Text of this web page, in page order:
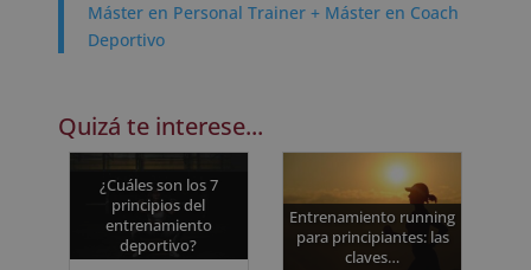
Máster en Personal Trainer + Máster en Coach
Deportivo
Quizá te interese...
¿Cuáles son los 7
principios del
entrenamiento
deportivo?
Entrenamiento running
para principiantes: las
claves…